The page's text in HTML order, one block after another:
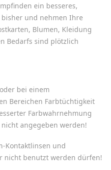
ein besseres,
und nehmen Ihre
Blumen, Kleidung
Bedarfs sind plötzlich
bei einem
Bereichen Farbtüchtigkeit
Farbwahrnehmung
angegeben werden!
Kontaktlinsen und
nicht benutzt werden dürfen!